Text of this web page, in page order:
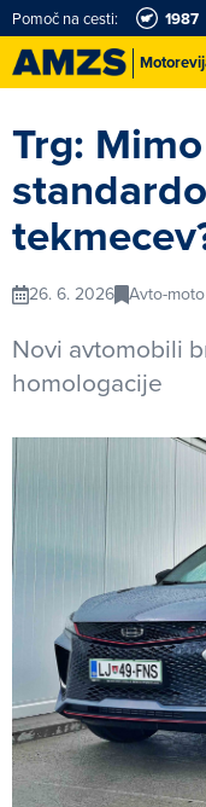
Pomoč na cesti: 1987
Trg:
26. 6. 2026 Avto-moto
Novi avtomobili
homologacije